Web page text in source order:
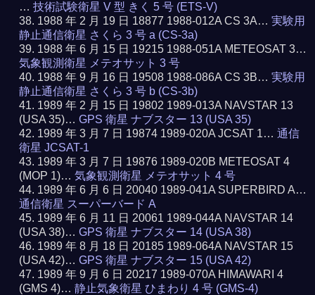
…技術試験衛星 V 型 きく 5 号 (ETS-V)
1988 年 2 月 19 日 18877 1988-012A CS 3A…実験用
静止通信衛星 さくら 3 号 a (CS-3a)
1988 年 6 月 15 日 19215 1988-051A METEOSAT 3…
気象観測衛星 メテオサット 3 号
1988 年 9 月 16 日 19508 1988-086A CS 3B…実験用
静止通信衛星 さくら 3 号 b (CS-3b)
1989 年 2 月 15 日 19802 1989-013A NAVSTAR 13
(USA 35)…GPS 衛星 ナブスター 13 (USA 35)
1989 年 3 月 7 日 19874 1989-020A JCSAT 1…通信
衛星 JCSAT-1
1989 年 3 月 7 日 19876 1989-020B METEOSAT 4
(MOP 1)…気象観測衛星 メテオサット 4 号
1989 年 6 月 6 日 20040 1989-041A SUPERBIRD A…
通信衛星 スーパーバード A
1989 年 6 月 11 日 20061 1989-044A NAVSTAR 14
(USA 38)…GPS 衛星 ナブスター 14 (USA 38)
1989 年 8 月 18 日 20185 1989-064A NAVSTAR 15
(USA 42)…GPS 衛星 ナブスター 15 (USA 42)
1989 年 9 月 6 日 20217 1989-070A HIMAWARI 4
(GMS 4)…静止気象衛星 ひまわり 4 号 (GMS-4)